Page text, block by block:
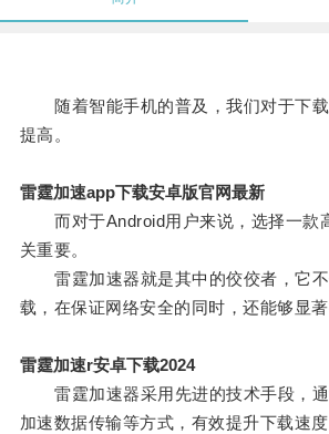
随着智能手机的普及，我们对于下载
提高。
雷霆加速app下载安卓版官网最新
而对于Android用户来说，选择一款
关重要。
雷霆加速器就是其中的佼佼者，它不
载，在保证网络安全的同时，还能够显著
雷霆加速r安卓下载2024
雷霆加速器采用先进的技术手段，通
加速数据传输等方式，有效提升下载速度